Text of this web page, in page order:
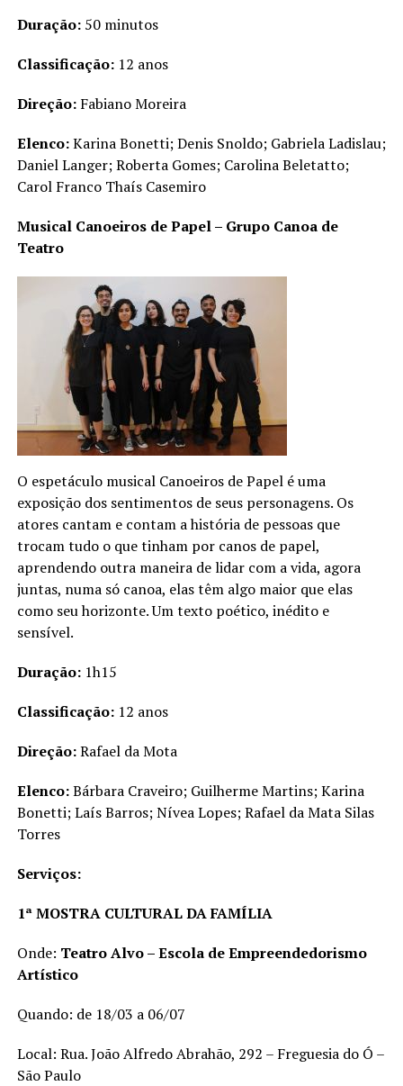
Duração:50 minutos
Classificação: 12 anos
Direção:Fabiano Moreira
Elenco:Karina Bonetti; Denis Snoldo; Gabriela Ladislau;
Daniel Langer; Roberta Gomes; Carolina Beletatto;
Carol Franco Thaís Casemiro
Musical Canoeiros de Papel – Grupo Canoa de
Teatro
O espetáculo musical Canoeiros de Papel é uma
exposição dos sentimentos de seus personagens. Os
atores cantam e contam a história de pessoas que
trocam tudo o que tinham por canos de papel,
aprendendo outra maneira de lidar com a vida, agora
juntas, numa só canoa, elas têm algo maior que elas
como seu horizonte. Um texto poético, inédito e
sensível.
Duração:1h15
Classificação:12 anos
Direção:Rafael da Mota
Elenco:Bárbara Craveiro; Guilherme Martins; Karina
Bonetti; Laís Barros; Nívea Lopes; Rafael da Mata Silas
Torres
Serviços:
1ª MOSTRA CULTURAL DA FAMÍLIA
Onde: Teatro Alvo – Escola de Empreendedorismo
Artístico
Quando: de 18/03 a 06/07
Local: Rua. João Alfredo Abrahão, 292 – Freguesia do Ó –
São Paulo